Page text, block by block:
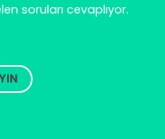
soruları cevaplıyor.